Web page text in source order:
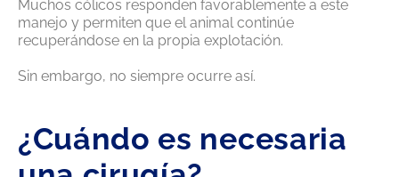
Muchos cólicos responden favorablemente a este
manejo y permiten que el animal continúe
recuperándose en la propia explotación.
Sin embargo, no siempre ocurre así.
¿Cuándo es necesaria